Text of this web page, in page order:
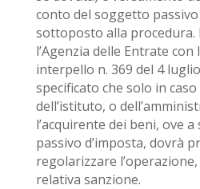
conto del soggetto passivo
sottoposto alla procedura.
l’Agenzia delle Entrate
interpello n. 369 del 4
specificato che solo in
dell’istituto, o
l’acquirente dei beni, ove
passivo d’imposta, dovrà
regolarizzare
relativa sanzione.